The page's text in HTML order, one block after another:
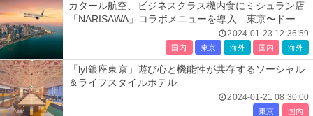
カタール航空、ビジネスクラス機内食にミシュラン店
「NARISAWA」コラボメニューを導入 東京〜ドーハ
2024-01-23 12:36:59
国内 東京 海外 国内 海外
「lyf銀座東京」遊び心と機能性が共存するソーシャル
＆ライフスタイルホテル
2024-01-21 08:30:00
東京 国内